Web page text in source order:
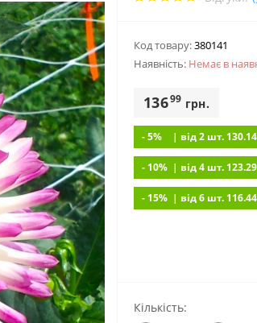
Код товару:380141
Наявність: Немає в
13699 грн.
- 5% | вiд 2 шт. 130.14
- 10% | вiд 4 шт. 123.29
- 15% | вiд 6 шт. 116.44
Кількість: